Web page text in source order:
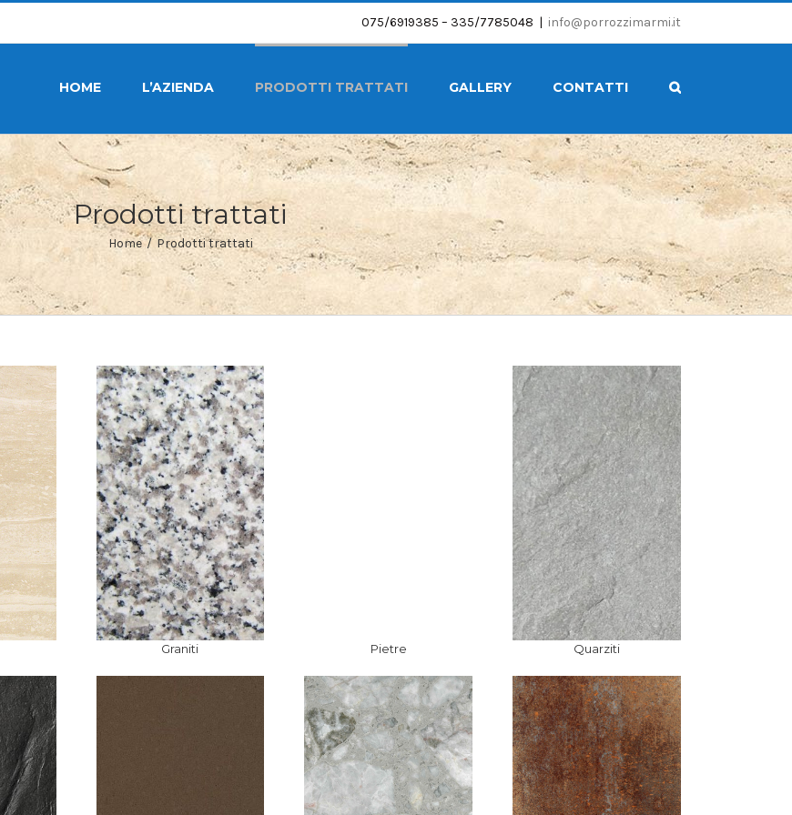
075/6919385 – 335/7785048 | info@porrozzimarmi.it
HOME L’AZIENDA PRODOTTI TRATTATI GALLERY CONTATTI
Prodotti trattati
Home / Prodotti trattati
Graniti Pietre Quarziti